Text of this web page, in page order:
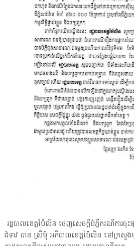
រដ្ឋបាលខេត្តប៉ៃលិន ចេញសេចក្តីបំភ្លឺករណីការចុ
ជំទាវ បាន ស្រីមុំ អភិបាលខេត្តប៉ៃលិន ទៅក្រសួ